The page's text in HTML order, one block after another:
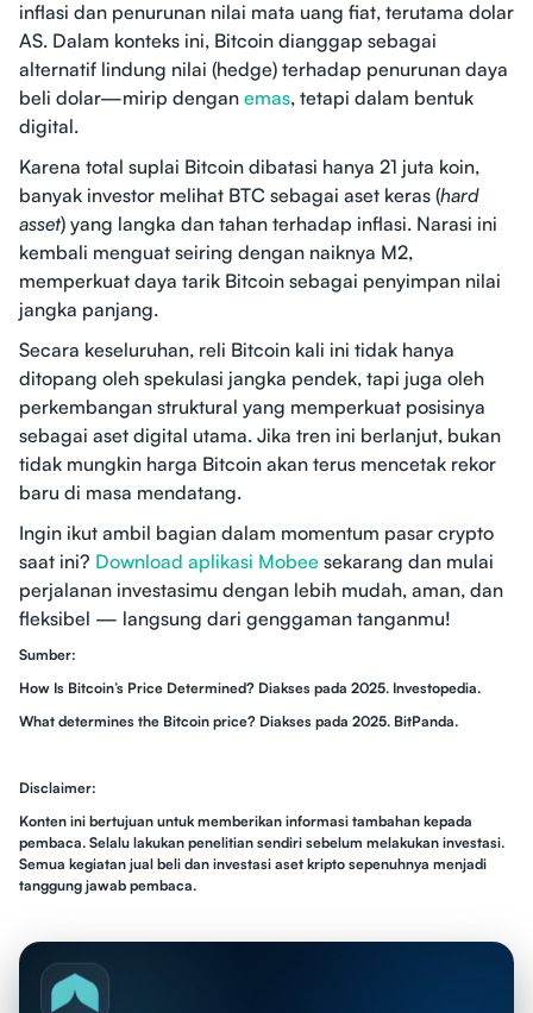
inflasi dan penurunan nilai mata uang fiat, terutama dolar
AS. Dalam konteks ini, Bitcoin dianggap sebagai
alternatif lindung nilai (hedge) terhadap penurunan daya
beli dolar—mirip dengan emas, tetapi dalam bentuk
digital.
Karena total suplai Bitcoin dibatasi hanya 21 juta koin,
banyak investor melihat BTC sebagai aset keras (hard
asset) yang langka dan tahan terhadap inflasi. Narasi ini
kembali menguat seiring dengan naiknya M2,
memperkuat daya tarik Bitcoin sebagai penyimpan nilai
jangka panjang.
Secara keseluruhan, reli Bitcoin kali ini tidak hanya
ditopang oleh spekulasi jangka pendek, tapi juga oleh
perkembangan struktural yang memperkuat posisinya
sebagai aset digital utama. Jika tren ini berlanjut, bukan
tidak mungkin harga Bitcoin akan terus mencetak rekor
baru di masa mendatang.
Ingin ikut ambil bagian dalam momentum pasar crypto
saat ini? Download aplikasi Mobee sekarang dan mulai
perjalanan investasimu dengan lebih mudah, aman, dan
fleksibel — langsung dari genggaman tanganmu!
Sumber:
How Is Bitcoin’s Price Determined? Diakses pada 2025. Investopedia.
What determines the Bitcoin price? Diakses pada 2025. BitPanda.
Disclaimer:
Konten ini bertujuan untuk memberikan informasi tambahan kepada
pembaca. Selalu lakukan penelitian sendiri sebelum melakukan investasi.
Semua kegiatan jual beli dan investasi aset kripto sepenuhnya menjadi
tanggung jawab pembaca.